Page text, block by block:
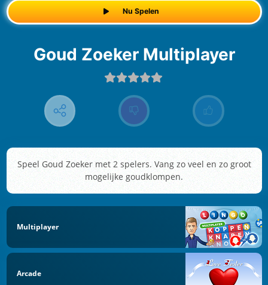
Nu Spelen
Goud Zoeker Multiplayer
Speel Goud Zoeker met 2 spelers. Vang zo veel en zo groot
mogelijke goudklompen.
Multiplayer
Arcade